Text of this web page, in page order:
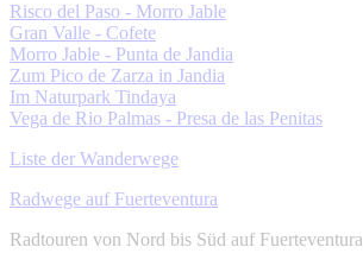
Risco del Paso - Morro Jable
Gran Valle - Cofete
Morro Jable - Punta de Jandia
Zum Pico de Zarza in Jandia
Im Naturpark Tindaya
Vega de Rio Palmas - Presa de las Penitas
Liste der Wanderwege
Radwege auf Fuerteventura
Radtouren von Nord bis Süd auf Fuerteventura